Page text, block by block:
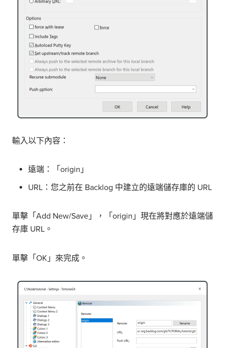
輸入以下內容：
遠端：「origin」
URL：您之前在 Backlog 中建立的遠端儲存庫的 URL
單擊「Add New/Save」，「origin」現在將對應於遠端儲
存庫 URL。
單擊「OK」來完成。